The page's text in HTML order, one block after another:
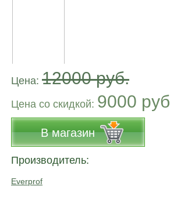
Цена: 12000 руб.
Цена co скидкой: 9000 руб
В магазин
Производитель:
Everprof